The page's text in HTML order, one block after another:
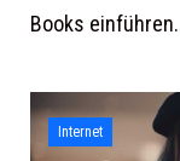
Books
Internet